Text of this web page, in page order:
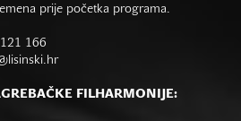
prije početka programa.
166
FILHARMONIJE: